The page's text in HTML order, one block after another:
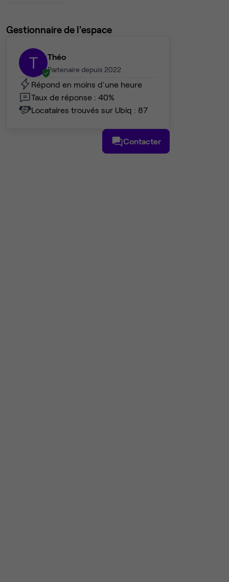
Gestionnaire de l'espace
T Théo
Partenaire depuis 2022
Répond en moins d'une heure
Taux de réponse : 40%
Locataires trouvés sur Ubiq : 87
Contacter